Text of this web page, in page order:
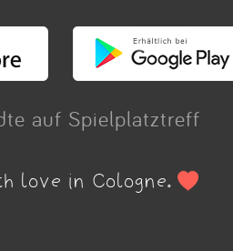
auf Spielplatztreff
love in Cologne.